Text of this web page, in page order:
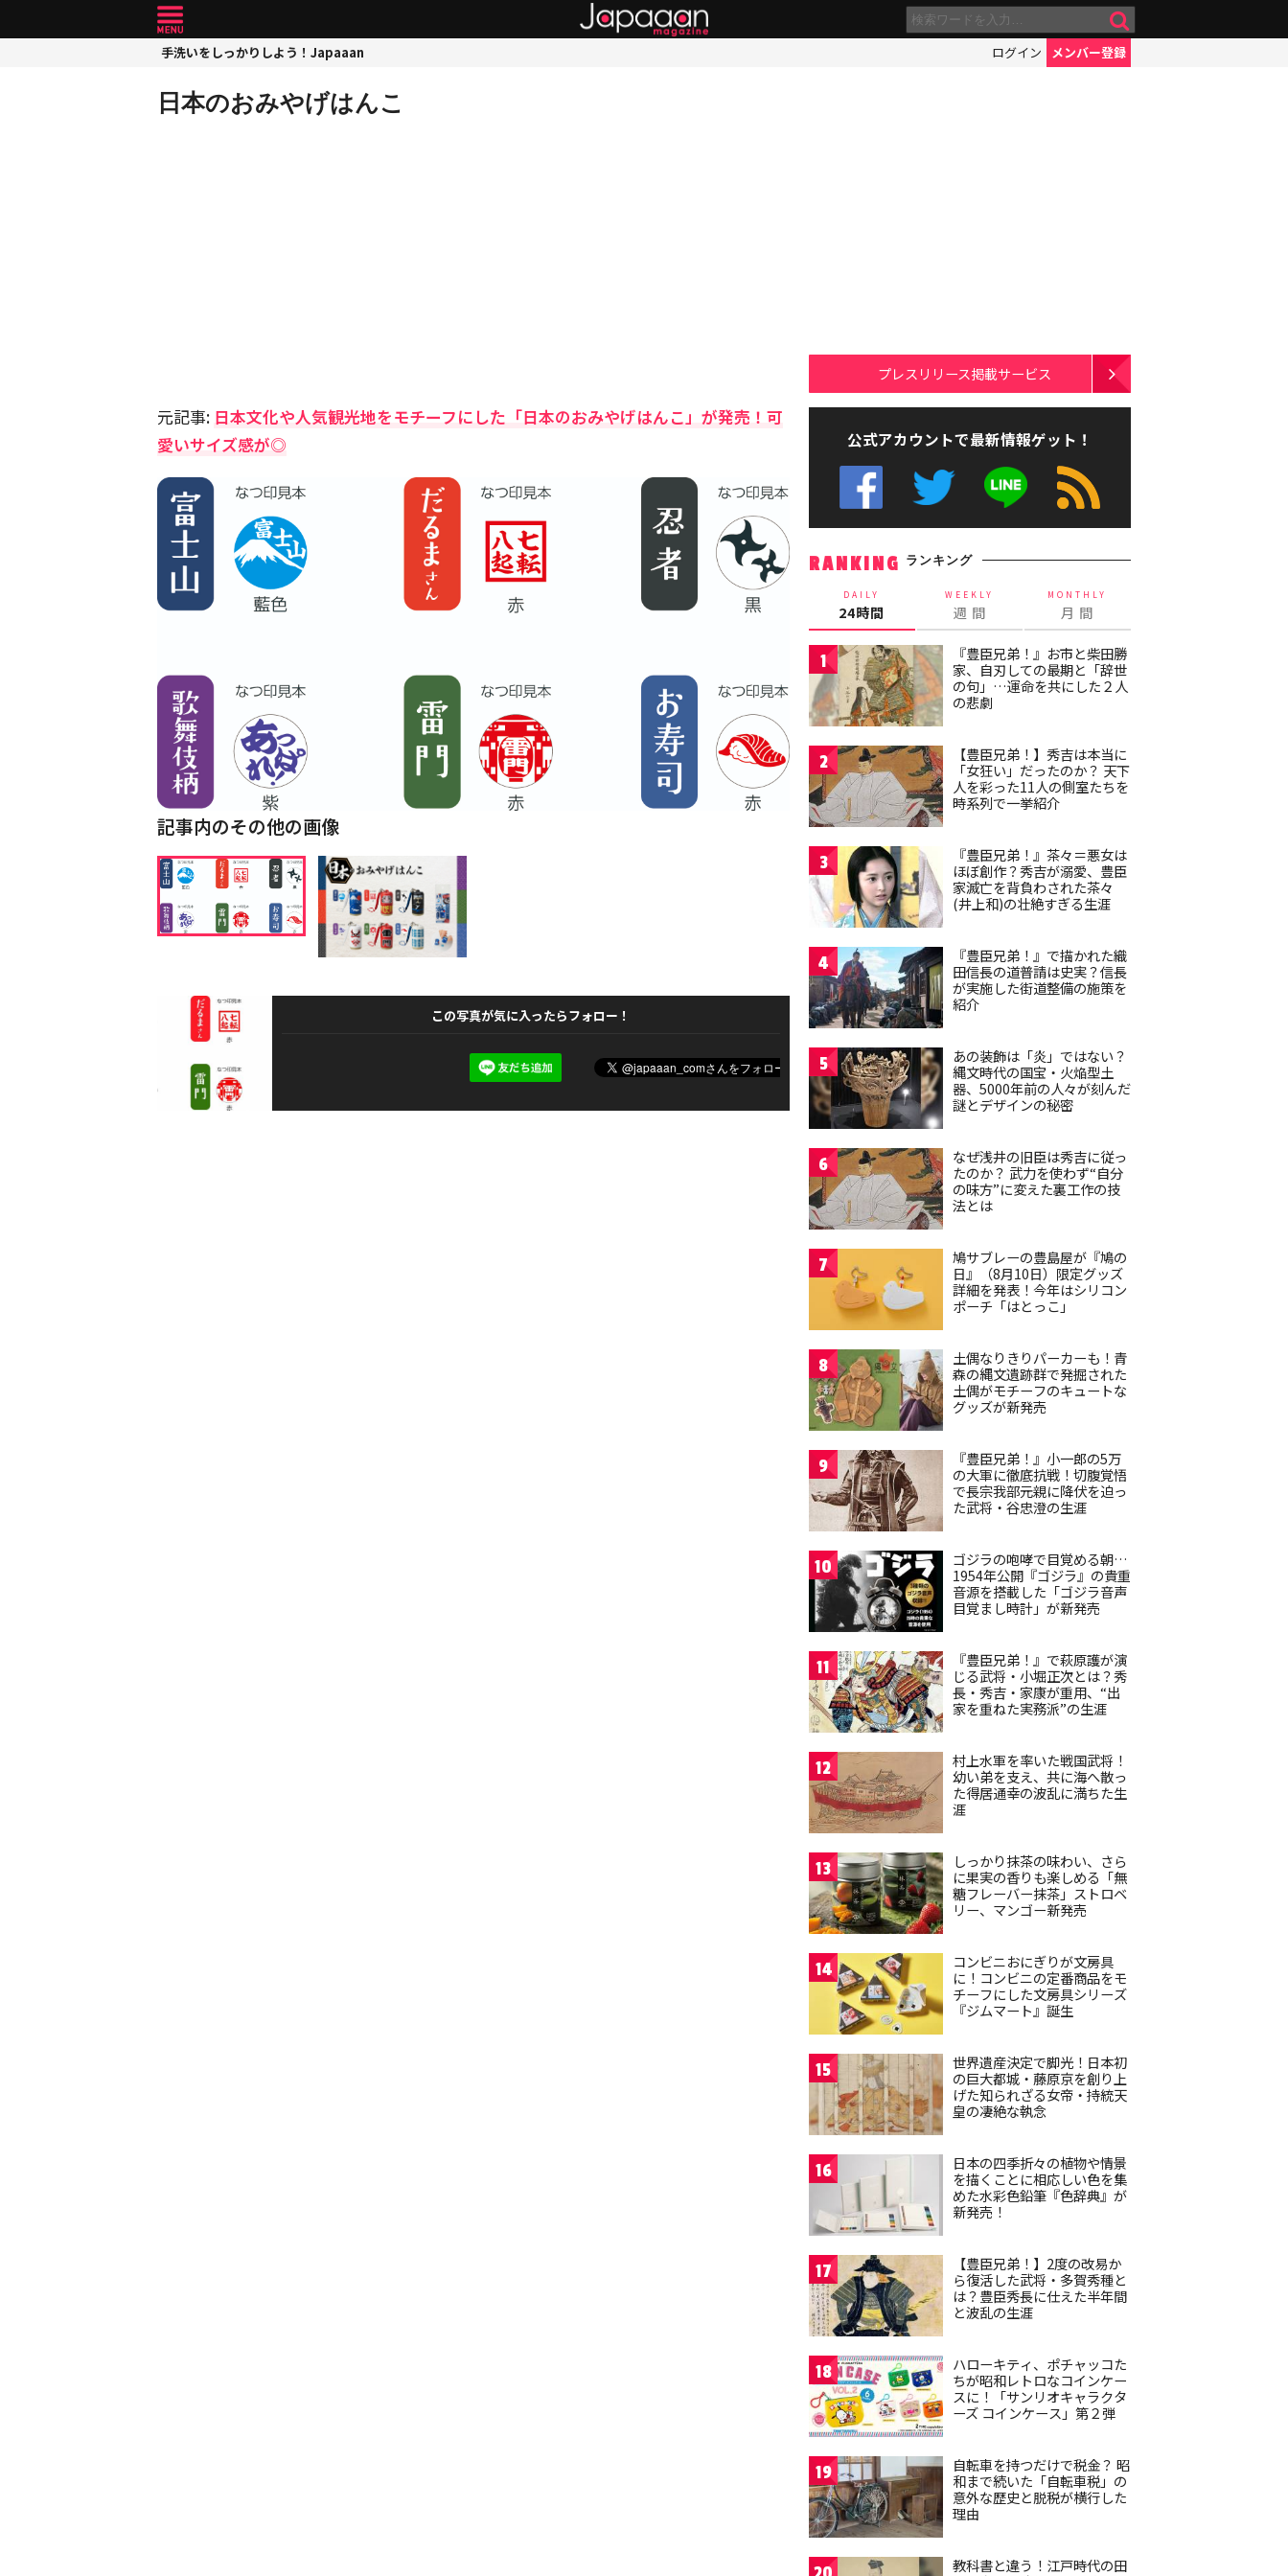
手洗いをしっかりしよう！Japaaan ログイン メンバー登録
日本のおみやげはんこ
元記事: 日本文化や人気観光地をモチーフにした「日本のおみやげはんこ」が発売！可
愛いサイズ感が◎
記事内のその他の画像
この写真が気に入ったらフォロー！
プレスリリース掲載サービス
公式アカウントで最新情報ゲット！
RANKING ランキング
DAILY
24時間
WEEKLY
週 間
MONTHLY
月 間
1
『豊臣兄弟！』お市と柴田勝
家、自刃しての最期と「辞世
の句」…運命を共にした２人
の悲劇
2
【豊臣兄弟！】秀吉は本当に
「女狂い」だったのか？ 天下
人を彩った11人の側室たちを
時系列で一挙紹介
3
『豊臣兄弟！』茶々＝悪女は
ほぼ創作？秀吉が溺愛、豊臣
家滅亡を背負わされた茶々
(井上和)の壮絶すぎる生涯
4
『豊臣兄弟！』で描かれた織
田信長の道普請は史実？信長
が実施した街道整備の施策を
紹介
5
あの装飾は「炎」ではない？
縄文時代の国宝・火焔型土
器、5000年前の人々が刻んだ
謎とデザインの秘密
6
なぜ浅井の旧臣は秀吉に従っ
たのか？ 武力を使わず“自分
の味方”に変えた裏工作の技
法とは
7
鳩サブレーの豊島屋が『鳩の
日』（8月10日）限定グッズ
詳細を発表！今年はシリコン
ポーチ「はとっこ」
8
土偶なりきりパーカーも！青
森の縄文遺跡群で発掘された
土偶がモチーフのキュートな
グッズが新発売
9
『豊臣兄弟！』小一郎の5万
の大軍に徹底抗戦！切腹覚悟
で長宗我部元親に降伏を迫っ
た武将・谷忠澄の生涯
10
ゴジラの咆哮で目覚める朝…
1954年公開『ゴジラ』の貴重
音源を搭載した「ゴジラ音声
目覚まし時計」が新発売
11
『豊臣兄弟！』で萩原護が演
じる武将・小堀正次とは？秀
長・秀吉・家康が重用、“出
家を重ねた実務派”の生涯
12
村上水軍を率いた戦国武将！
幼い弟を支え、共に海へ散っ
た得居通幸の波乱に満ちた生
涯
13
しっかり抹茶の味わい、さら
に果実の香りも楽しめる「無
糖フレーバー抹茶」ストロベ
リー、マンゴー新発売
14
コンビニおにぎりが文房具
に！コンビニの定番商品をモ
チーフにした文房具シリーズ
『ジムマート』誕生
15
世界遺産決定で脚光！日本初
の巨大都城・藤原京を創り上
げた知られざる女帝・持統天
皇の凄絶な執念
16
日本の四季折々の植物や情景
を描くことに相応しい色を集
めた水彩色鉛筆『色辞典』が
新発売！
17
【豊臣兄弟！】2度の改易か
ら復活した武将・多賀秀種と
は？豊臣秀長に仕えた半年間
と波乱の生涯
18
ハローキティ、ポチャッコた
ちが昭和レトロなコインケー
スに！「サンリオキャラクタ
ーズ コインケース」第２弾
19
自転車を持つだけで税金？ 昭
和まで続いた「自転車税」の
意外な歴史と脱税が横行した
理由
教科書と違う！江戸時代の田